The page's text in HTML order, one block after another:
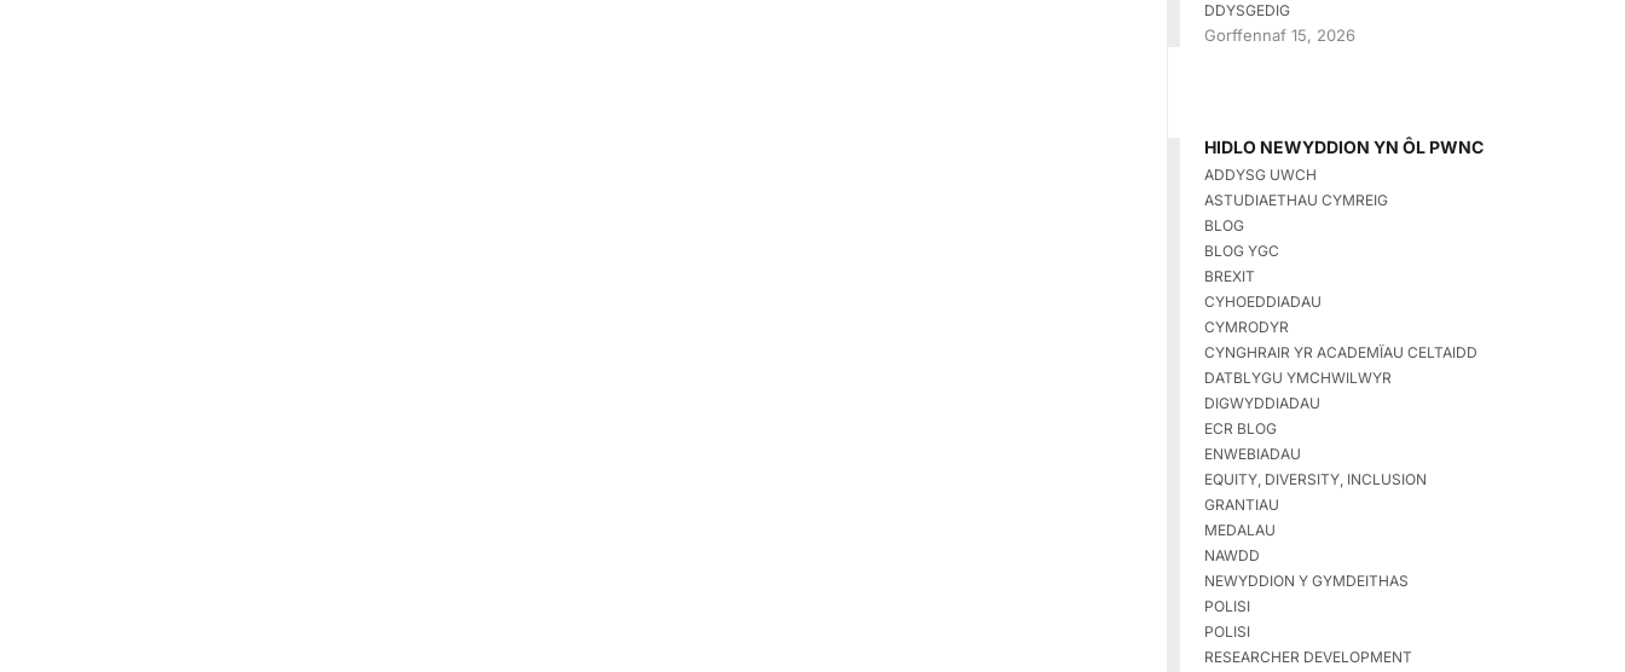
DDYSGEDIG
Gorffennaf 15, 2026
HIDLO NEWYDDION YN ÔL PWNC
ADDYSG UWCH
ASTUDIAETHAU CYMREIG
BLOG
BLOG YGC
BREXIT
CYHOEDDIADAU
CYMRODYR
CYNGHRAIR YR ACADEMÏAU CELTAIDD
DATBLYGU YMCHWILWYR
DIGWYDDIADAU
ECR BLOG
ENWEBIADAU
EQUITY, DIVERSITY, INCLUSION
GRANTIAU
MEDALAU
NAWDD
NEWYDDION Y GYMDEITHAS
POLISI
POLISI
RESEARCHER DEVELOPMENT